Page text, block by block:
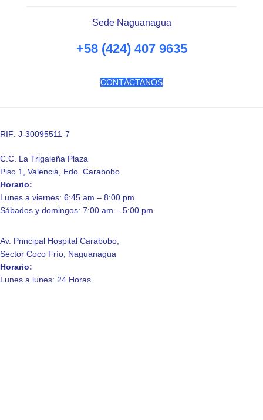
Sede Naguanagua
+58 (424) 407 9635
CONTÁCTANOS
RIF: J-30095511-7
C.C. La Trigaleña Plaza
Piso 1, Valencia, Edo. Carabobo
Horario:
Lunes a viernes: 6:45 am – 8:00 pm
Sábados y domingos: 7:00 am – 5:00 pm
Av. Principal Hospital Carabobo,
Sector Coco Frío, Naguanagua
Horario:
Lunes a lunes: 24 Horas.